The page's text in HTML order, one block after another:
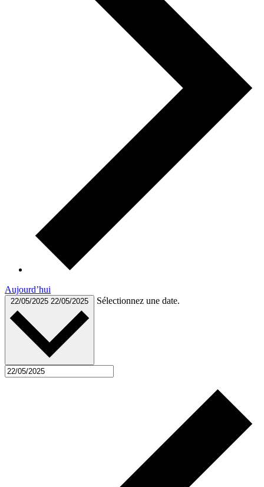
Aujourd’hui
22/05/2025 22/05/2025 Sélectionnez une date.